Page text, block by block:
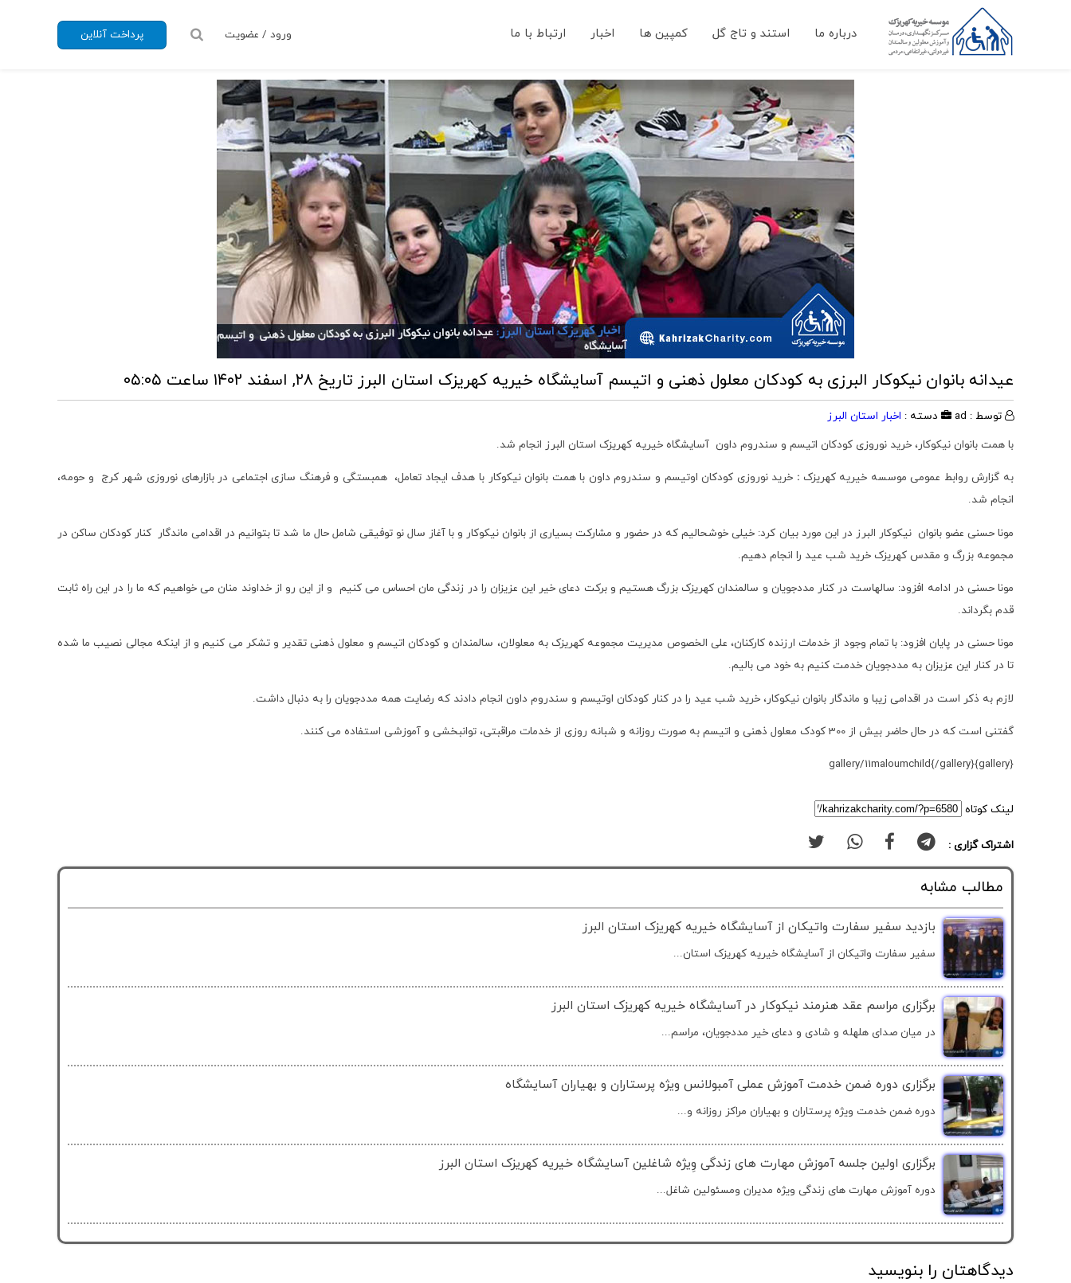
درباره ما استند و تاج گل کمپین ها اخبار ارتباط با ما پرداخت آنلاین ورود / عضویت
عیدانه بانوان نیکوکار البرزی به کودکان معلول ذهنی و اتیسم آسایشگاه خیریه کهریزک استان البرز تاریخ ۲۸, اسفند ۱۴۰۲ ساعت ۰۵:۰۵
توسط : ad دسته : اخبار استان البرز
با همت بانوان نیکوکار، خرید نوروزی کودکان اتیسم و سندروم داون آسایشگاه خیریه کهریزک استان البرز انجام شد.
به گزارش روابط عمومی موسسه خیریه کهریزک : خرید نوروزی کودکان اوتیسم و سندروم داون با همت بانوان نیکوکار با هدف ایجاد تعامل، همبستگی و فرهنگ سازی اجتماعی در بازارهای نوروزی شهر کرج و حومه،
انجام شد.
مونا حسنی عضو بانوان نیکوکار البرز در این مورد بیان کرد: خیلی خوشحالیم که در حضور و مشارکت بسیاری از بانوان نیکوکار و با آغاز سال نو توفیقی شامل حال ما شد تا بتوانیم در اقدامی ماندگار کنار کودکان ساکن در
مجموعه بزرگ و مقدس کهریزک خرید شب عید را انجام دهیم.
مونا حسنی در ادامه افزود: سالهاست در کنار مددجویان و سالمندان کهریزک بزرگ هستیم و برکت دعای خیر این عزیزان را در زندگی مان احساس می کنیم و از این رو از خداوند منان می خواهیم که ما را در این راه ثابت
قدم بگرداند.
مونا حسنی در پایان افزود: با تمام وجود از خدمات ارزنده کارکنان، علی الخصوص مدیریت مجموعه کهریزک به معلولان، سالمندان و کودکان اتیسم و معلول ذهنی تقدیر و تشکر می کنیم و از اینکه مجالی نصیب ما شده
تا در کنار این عزیزان به مددجویان خدمت کنیم به خود می بالیم.
لازم به ذکر است در اقدامی زیبا و ماندگار بانوان نیکوکار، خرید شب عید را در کنار کودکان اوتیسم و سندروم داون انجام دادند که رضایت همه مددجویان را به دنبال داشت.
گفتنی است که در حال حاضر بیش از 300 کودک معلول ذهنی و اتیسم به صورت روزانه و شبانه روزی از خدمات مراقبتی، توانبخشی و آموزشی استفاده می کنند.
{gallery}gallery/11maloumchild{/gallery}
لینک کوتاه
اشتراک گزاری :
مطالب مشابه
بازدید سفیر سفارت واتیکان از آسایشگاه خیریه کهریزک استان البرز
سفیر سفارت واتیکان از آسایشگاه خیریه کهریزک استان...
برگزاری مراسم عقد هنرمند نیکوکار در آسایشگاه خیریه کهریزک استان البرز
در میان صدای هلهله و شادی و دعای خیر مددجویان، مراسم...
برگزاری دوره ضمن خدمت آموزش عملی آمبولانس ویژه پرستاران و بهیاران آسایشگاه
دوره ضمن خدمت ویژه پرستاران و بهیاران مراکز روزانه و...
برگزاری اولین جلسه آموزش مهارت های زندگی وِیژه شاغلین آسایشگاه خیریه کهریزک استان البرز
دوره آموزش مهارت های زندگی ویژه مدیران ومسئولین شاغل...
دیدگاهتان را بنویسید